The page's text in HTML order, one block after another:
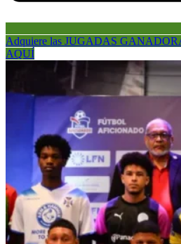
Adquiere las JUGADAS
AQUÍ